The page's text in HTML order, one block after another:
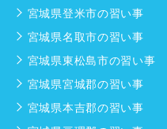
宮城県登米市の習い事
宮城県名取市の習い事
宮城県東松島市の習い事
宮城県宮城郡の習い事
宮城県本吉郡の習い事